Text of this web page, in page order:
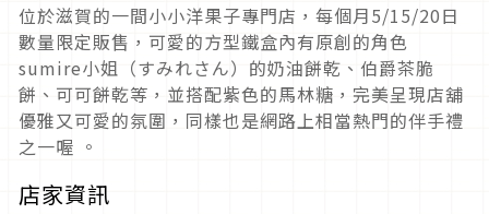
位於滋賀的一間小小洋果子專門店，每個月5/15/20日
數量限定販售，可愛的方型鐵盒內有原創的角色
sumire小姐（すみれさん）的奶油餅乾、伯爵茶脆
餅、可可餅乾等，並搭配紫色的馬林糖，完美呈現店舖
優雅又可愛的氛圍，同樣也是網路上相當熱門的伴手禮
之一喔 。
店家資訊